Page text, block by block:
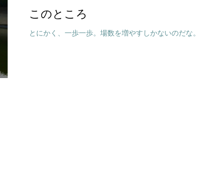
このところ
とにかく、一歩一歩。場数を増やすしかないのだな。